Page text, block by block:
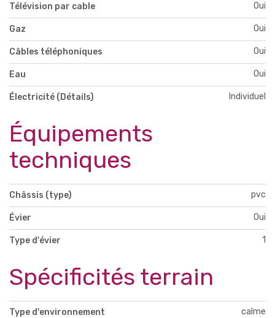
Télévision par cable Oui
Gaz Oui
Câbles téléphoniques Oui
Eau Oui
Électricité (Détails) Individuel
Équipements
techniques
Châssis (type) pvc
Évier Oui
Type d'évier 1
Spécificités terrain
Type d'environnement calme